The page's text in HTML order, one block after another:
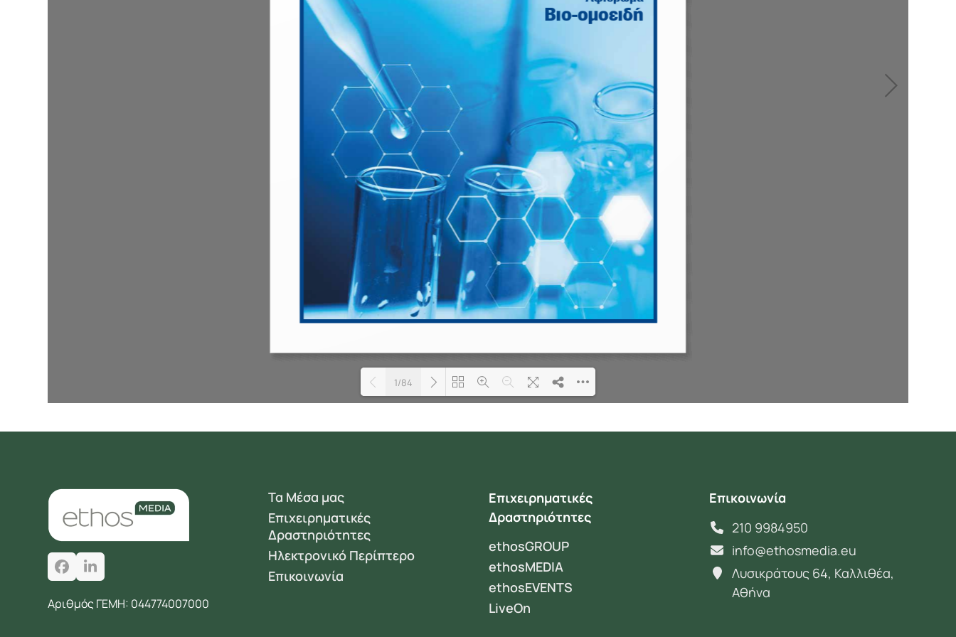
1/84
Facebook
LinkedIn
Αριθμός ΓΕΜΗ: 044774007000
Τα Μέσα μας
Επιχειρηματικές
Δραστηριότητες
Ηλεκτρονικό Περίπτερο
Επικοινωνία
Επιχειρηματικές
Δραστηριότητες
ethosGROUP
ethosMEDIA
ethosEVENTS
LiveOn
Επικοινωνία
210 9984950
info@ethosmedia.eu
Λυσικράτους 64, Καλλιθέα,
Αθήνα